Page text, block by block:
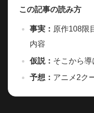
この記事の読み方
事実： 原作108限
内容
仮説： そこから
予想： アニメ2ク